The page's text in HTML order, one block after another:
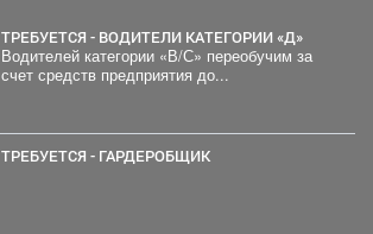
ТРЕБУЕТСЯ - ВОДИТЕЛИ КАТЕГОРИИ «Д»
Водителей категории «В/С» переобучим за
счет средств предприятия до...
ТРЕБУЕТСЯ - ГАРДЕРОБЩИК